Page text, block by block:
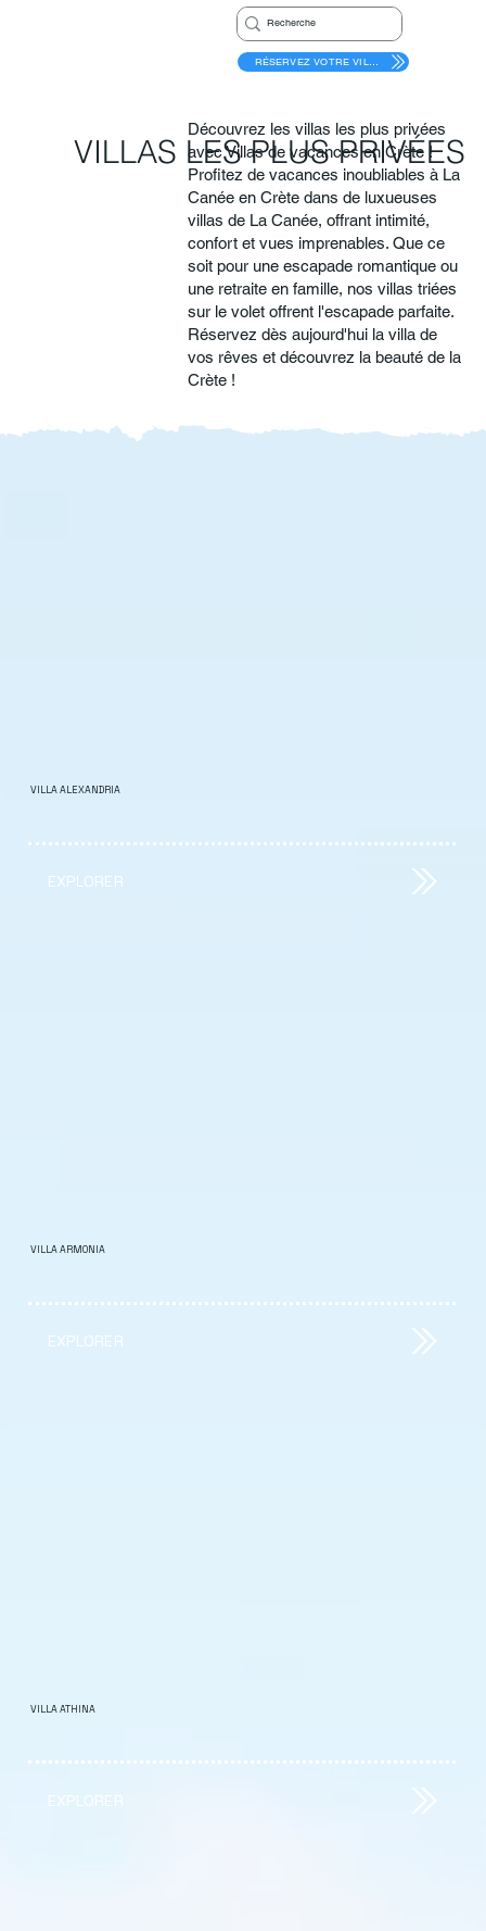
RÉSERVEZ VOTRE VILLA
Découvrez les villas les plus privées
avec Villas de vacances en Crète !
Profitez de vacances inoubliables à La
Canée en Crète dans de luxueuses
villas de La Canée, offrant intimité,
confort et vues imprenables. Que ce
soit pour une escapade romantique ou
une retraite en famille, nos villas triées
sur le volet offrent l'escapade parfaite.
Réservez dès aujourd'hui la villa de
vos rêves et découvrez la beauté de la
Crète !
VILLAS LES PLUS PRIVÉES
VILLA ALEXANDRIA
EXPLORER
VILLA ARMONIA
EXPLORER
VILLA ATHINA
EXPLORER